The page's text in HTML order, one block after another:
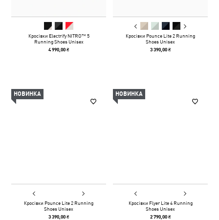
Кросівки Electrify NITRO™ 5
Running Shoes Unisex
4 990,00 ₴
Кросівки Pounce Lite 2 Running
Shoes Unisex
3 390,00 ₴
НОВИНКА
Кросівки Pounce Lite 2 Running
Shoes Unisex
3 390,00 ₴
НОВИНКА
Кросівки Flyer Lite 4 Running
Shoes Unisex
2 790,00 ₴